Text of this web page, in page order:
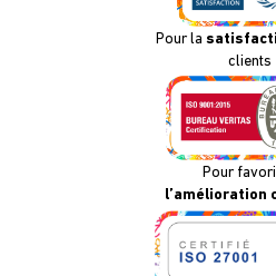
Pour la
clients
Pour
l’amélioration